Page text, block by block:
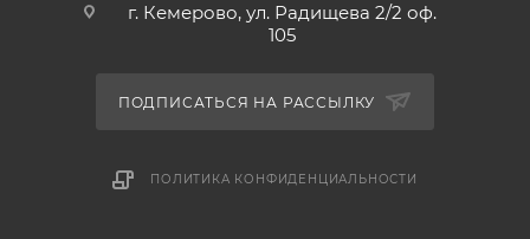
г. Кемерово, ул. Радищева 2/2 оф.
105
ПОДПИСАТЬСЯ НА РАССЫЛКУ
ПОЛИТИКА КОНФИДЕНЦИАЛЬНОСТИ